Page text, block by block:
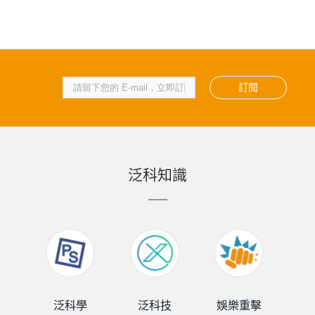
訂閱
泛科知識
泛科學 泛科技 娛樂重擊